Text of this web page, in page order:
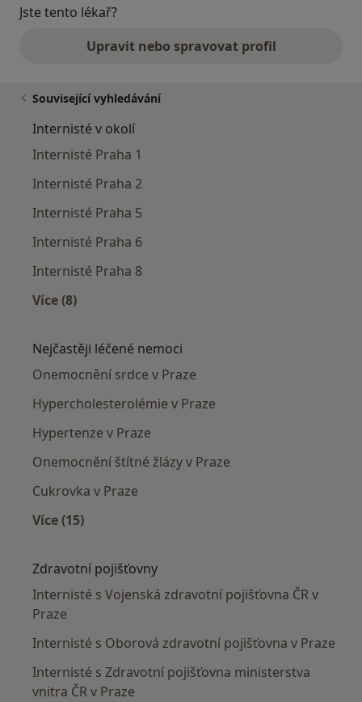
Jste tento lékař?
Upravit nebo spravovat profil
Související vyhledávání
Internisté v okolí
Internisté Praha 1
Internisté Praha 2
Internisté Praha 5
Internisté Praha 6
Internisté Praha 8
Více (8)
Nejčastěji léčené nemoci
Onemocnění srdce v Praze
Hypercholesterolémie v Praze
Hypertenze v Praze
Onemocnění štítné žlázy v Praze
Cukrovka v Praze
Více (15)
Zdravotní pojišťovny
Internisté s Vojenská zdravotní pojišťovna ČR v
Praze
Internisté s Oborová zdravotní pojišťovna v Praze
Internisté s Zdravotní pojišťovna ministerstva
vnitra ČR v Praze